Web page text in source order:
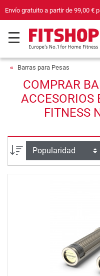
Envío gratuito a partir de 99,00 €
Barras para Pesas
COMPRAR
ACCESORIOS
FITNESS
Ordenar por